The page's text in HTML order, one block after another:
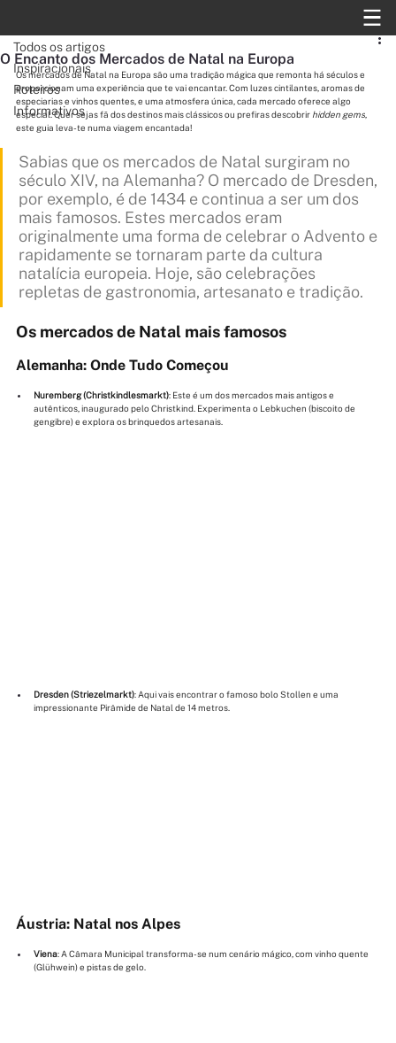
Todos os artigos
Inspiracionais
Roteiros
Informativos
O Encanto dos Mercados de Natal na Europa
Os mercados de Natal na Europa são uma tradição mágica que remonta há séculos e
proporcionam uma experiência que te vai encantar. Com luzes cintilantes, aromas de
especiarias e vinhos quentes, e uma atmosfera única, cada mercado oferece algo
especial. Quer sejas fã dos destinos mais clássicos ou prefiras descobrir hidden gems
este guia leva-te numa viagem encantada!
Sabias que os mercados de Natal surgiram no
século XIV, na Alemanha? O mercado de Dresden,
por exemplo, é de 1434 e continua a ser um dos
mais famosos. Estes mercados eram
originalmente uma forma de celebrar o Advento e
rapidamente se tornaram parte da cultura
natalícia europeia. Hoje, são celebrações
repletas de gastronomia, artesanato e tradição.
Os mercados de Natal mais famosos
Alemanha: Onde Tudo Começou
Nuremberg (Christkindlesmarkt): Este é um dos mercados mais antigos e
autênticos, inaugurado pelo Christkind. Experimenta o Lebkuchen (biscoito de
gengibre) e explora os brinquedos artesanais.
Dresden (Striezelmarkt): Aqui vais encontrar o famoso bolo Stollen e uma
impressionante Pirâmide de Natal de 14 metros.
Áustria: Natal nos Alpes
Viena: A Câmara Municipal transforma-se num cenário mágico, com vinho quente
(Glühwein) e pistas de gelo.